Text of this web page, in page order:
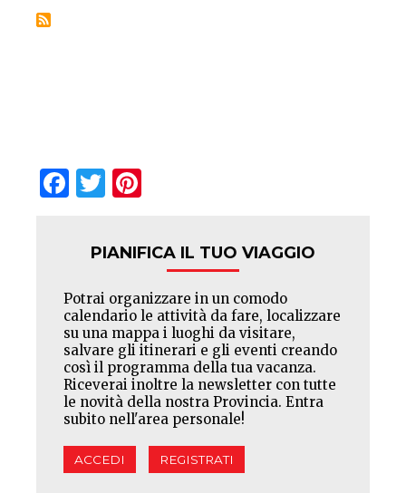
Facebook
Twitter
PIANIFICA IL TUO VIAGGIO
Potrai organizzare in un comodo
calendario le attività da fare, localizzare
su una mappa i luoghi da visitare,
salvare gli itinerari e gli eventi creando
così il programma della tua vacanza.
Riceverai inoltre la newsletter con tutte
le novità della nostra Provincia. Entra
subito nell'area personale!
ACCEDI REGISTRATI